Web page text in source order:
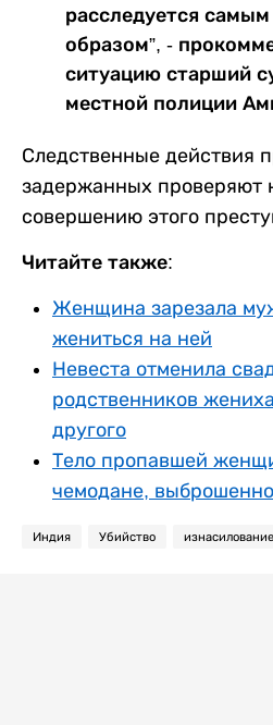
расследуется
образом”, -
ситуацию старший
местной полиции
Следственные действия
задержанных проверяют
совершению этого
Читайте также:
Женщина зарезала
жениться на ней
Невеста отменила
родственников
другого
Тело пропавшей
чемодане,
Индия Убийство изнасилование